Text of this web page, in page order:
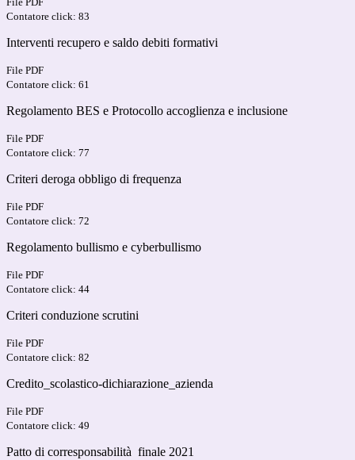
Contatore click: 83
Interventi recupero e saldo debiti formativi
File PDF
Contatore click: 61
Regolamento BES e Protocollo accoglienza e inclusione
File PDF
Contatore click: 77
Criteri deroga obbligo di frequenza
File PDF
Contatore click: 72
Regolamento bullismo e cyberbullismo
File PDF
Contatore click: 44
Criteri conduzione scrutini
File PDF
Contatore click: 82
Credito_scolastico-dichiarazione_azienda
File PDF
Contatore click: 49
Patto di corresponsabilità finale 2021